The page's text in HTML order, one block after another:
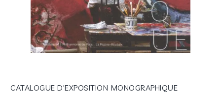
CATALOGUE D'EXPOSITION MONOGRAPHIQUE